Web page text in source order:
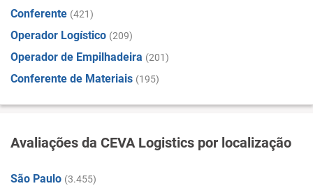
Conferente (421)
Operador Logístico (209)
Operador de Empilhadeira (201)
Conferente de Materiais (195)
Avaliações da CEVA Logistics por localização
São Paulo (3.455)